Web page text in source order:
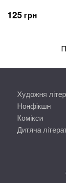
125 грн
Художня
Нонфікшн
Комікси
Дитяча